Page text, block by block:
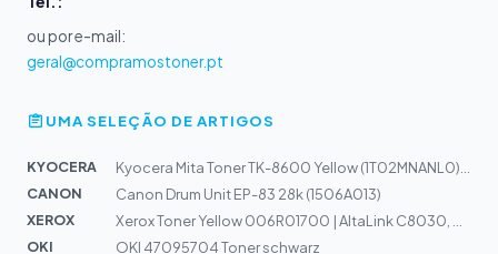
ou por e-mail:
geral@compramostoner.pt
UMA SELEÇÃO DE ARTIGOS
KYOCERA
CANON
Canon Drum Unit EP-83 28k (1506A013)
XEROX
OKI
OKI 47095704 Toner schwarz